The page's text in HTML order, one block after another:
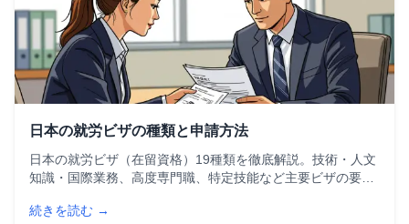
日本の就労ビザの種類と申請方法
日本の就労ビザ（在留資格）19種類を徹底解説。技術・人文
知識・国際業務、高度専門職、特定技能など主要ビザの要
まで、外国人が日本で働くために知っておくべき情報をすべ
続きを読む →